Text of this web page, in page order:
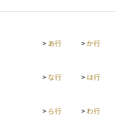
> あ行 >か行
> な行 > は行
> ら行 > わ行